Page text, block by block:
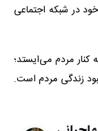
در شبکه اجتماعی
مردم می‌ایستد؛
زندگی مردم است.